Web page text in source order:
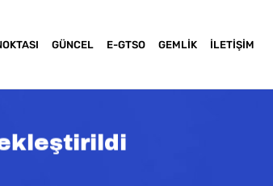
GÜNCEL E-GTSO GEMLIK İLETIŞIM